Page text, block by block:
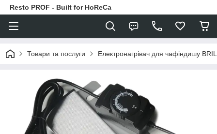
Resto PROF - Built for HoReCa
Товари та послуги Електронагрівач для чафіндишу